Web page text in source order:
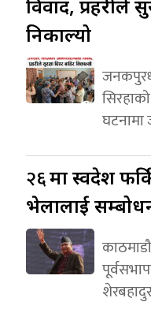
विवाद, प्रहरीले
निकाल्यो
घटनामा
२६मा स्वदेश
भेलालाई